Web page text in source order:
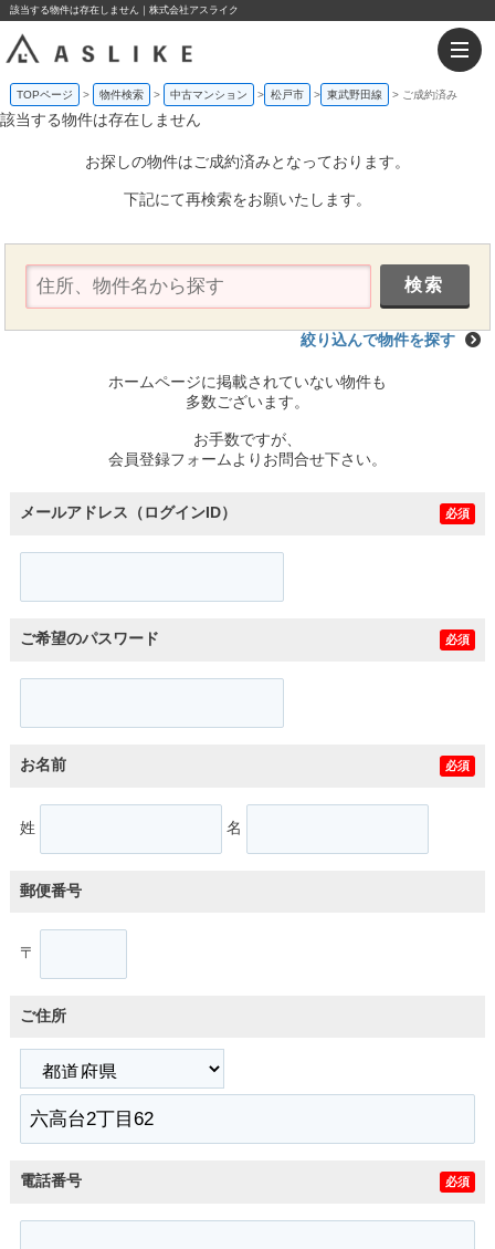
該当する物件は存在しません｜株式会社アスライク
TOPページ 物件検索 中古マンション 松戸市 東武野田線 ご成約済み
該当する物件は存在しません
お探しの物件はご成約済みとなっております。
下記にて再検索をお願いたします。
絞り込んで物件を探す
ホームページに掲載されていない物件も
多数ございます。
お手数ですが、
会員登録フォームよりお問合せ下さい。
メールアドレス（ログインID） 必須
ご希望のパスワード 必須
お名前 必須
姓 名
郵便番号
〒
ご住所
電話番号 必須